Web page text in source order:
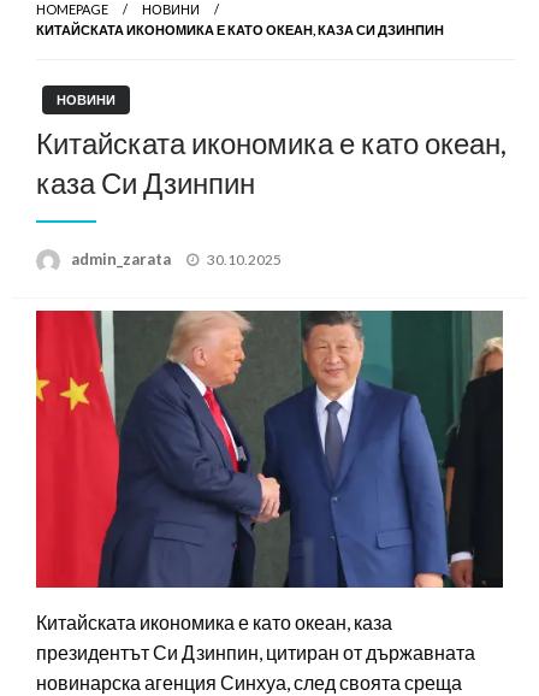
HOMEPAGE
НОВИНИ
КИТАЙСКАТА ИКОНОМИКА Е КАТО ОКЕАН, КАЗА СИ ДЗИНПИН
НОВИНИ
Китайската икономика е като океан,
каза Си Дзинпин
admin_zarata
Posted
30.10.2025
Китайската икономика е като океан, каза
президентът Си Дзинпин, цитиран от държавната
новинарска агенция Синхуа, след своята среща